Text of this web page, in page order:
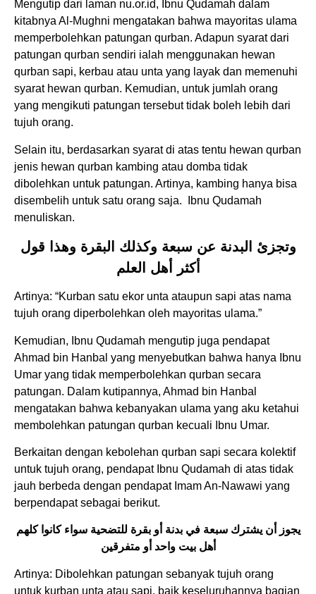
Mengutip dari laman nu.or.id, Ibnu Qudamah dalam
kitabnya Al-Mughni mengatakan bahwa mayoritas ulama
memperbolehkan patungan qurban. Adapun syarat dari
patungan qurban sendiri ialah menggunakan hewan
qurban sapi, kerbau atau unta yang layak dan memenuhi
syarat hewan qurban. Kemudian, untuk jumlah orang
yang mengikuti patungan tersebut tidak boleh lebih dari
tujuh orang.
Selain itu, berdasarkan syarat di atas tentu hewan qurban
jenis hewan qurban kambing atau domba tidak
dibolehkan untuk patungan. Artinya, kambing hanya bisa
disembelih untuk satu orang saja. Ibnu Qudamah
menuliskan.
وتجزئ البدنة عن سبعة وكذلك البقرة وهذا قول
أكثر أهل العلم
Artinya: “Kurban satu ekor unta ataupun sapi atas nama
tujuh orang diperbolehkan oleh mayoritas ulama.”
Kemudian, Ibnu Qudamah mengutip juga pendapat
Ahmad bin Hanbal yang menyebutkan bahwa hanya Ibnu
Umar yang tidak memperbolehkan qurban secara
patungan. Dalam kutipannya, Ahmad bin Hanbal
mengatakan bahwa kebanyakan ulama yang aku ketahui
membolehkan patungan qurban kecuali Ibnu Umar.
Berkaitan dengan kebolehan qurban sapi secara kolektif
untuk tujuh orang, pendapat Ibnu Qudamah di atas tidak
jauh berbeda dengan pendapat Imam An-Nawawi yang
berpendapat sebagai berikut.
يجوز أن يشترك سبعة في بدنة أو بقرة للتضحية سواء كانوا كلهم
أهل بيت واحد أو متفرقين
Artinya: Dibolehkan patungan sebanyak tujuh orang
untuk kurban unta atau sapi, baik keseluruhannya bagian